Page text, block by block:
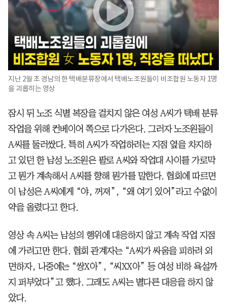
지난 2월 초 경남의 한 택배분류장에서 택배노조원들이 비조합원 노동자 1명
을 괴롭히는 영상
잠시 뒤 노조 식별 복장을 걸치지 않은 여성 A씨가 택배 분류
작업을 위해 컨베이어 쪽으로 다가온다. 그러자 노조원들이
A씨를 둘러쌌다. 특히 A씨가 작업하려는 지점 옆을 차지하
고 있던 한 남성 노조원은 팔로 A씨와 작업대 사이를 가로막
고 뭔가 계속해서 A씨를 향해 뭔가를 말한다. 협회에 따르면
이 남성은 A씨에게 “야, 꺼져”, “왜 여기 있어”라고 수없이
약을 올렸다고 한다.
영상 속 A씨는 남성의 행위에 대응하지 않고 계속 작업 지점
에 가려고만 한다. 협회 관계자는 “A씨가 싸움을 피하려 외
면하자, 나중에는 “쌍X아”, “씨XX아” 등 여성 비하 욕설까
지 퍼부었다”고 했다. 그래도 A씨는 별다른 대응을 하지 않
았다.